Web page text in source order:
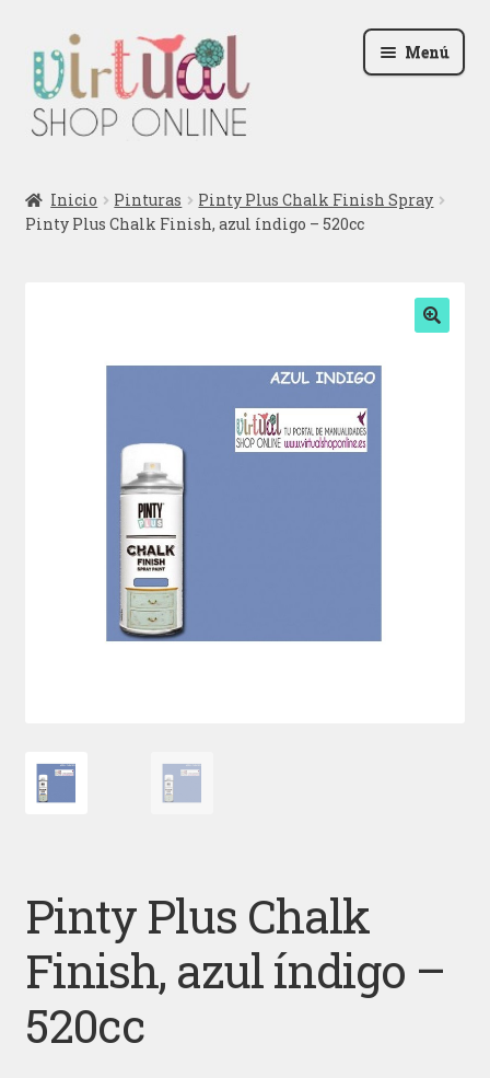
la
navegación
al
contenido
Menú
Podcast
Inicio Pinturas
Pinty Plus Chalk Finish Spray
Pinty Plus Chalk Finish, azul índigo – 520cc
Pinty Plus Chalk
Finish, azul índigo –
520cc